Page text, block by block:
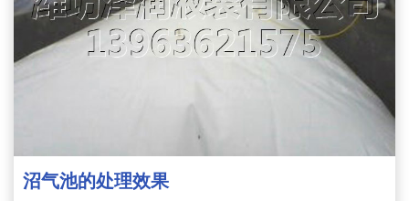
沼气池的处理效果